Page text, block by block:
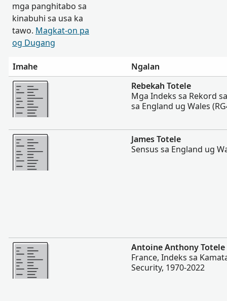
mga panghitabo sa
kinabuhi sa usa ka
tawo. Magkat-on pa
og Dugang
Imahe
Ngalan
Dugang pa
Rebekah Totele
Mga Indeks sa Rekord
sa England ug Wales
Dugang pa
James Totele
Sensus sa England ug
Dugang pa
Antoine Anthony Totele
France, Indeks sa
Security, 1970-2022